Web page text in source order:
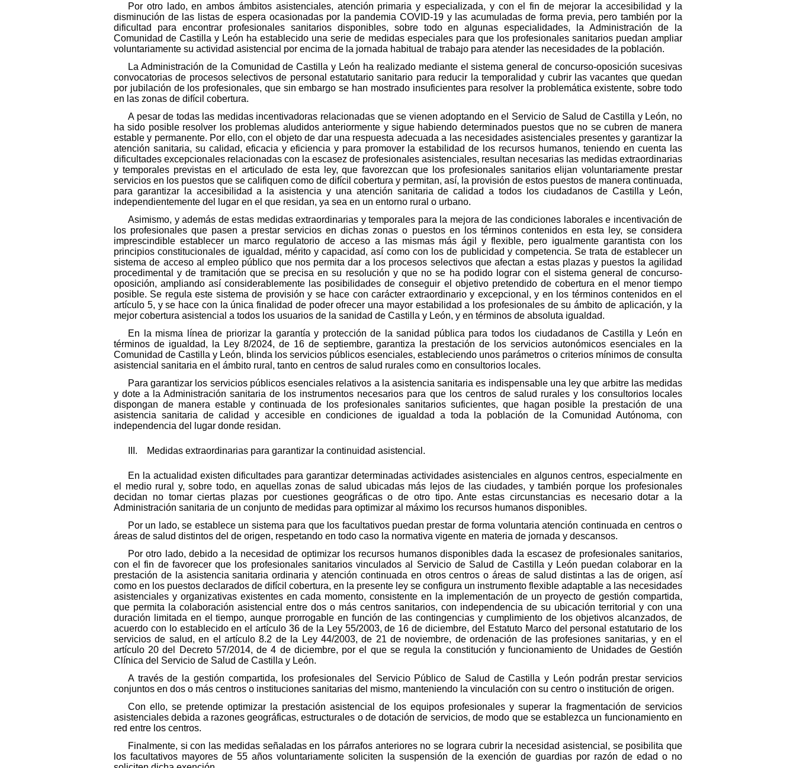
Por otro lado, en ambos ámbitos asistenciales, atención primaria y especializada, y con el fin de mejorar la accesibilidad y la
disminución de las listas de espera ocasionadas por la pandemia COVID-19 y las acumuladas de forma previa, pero también por la
dificultad para encontrar profesionales sanitarios disponibles, sobre todo en algunas especialidades, la Administración de la
Comunidad de Castilla y León ha establecido una serie de medidas especiales para que los profesionales sanitarios puedan ampliar
voluntariamente su actividad asistencial por encima de la jornada habitual de trabajo para atender las necesidades de la población.
La Administración de la Comunidad de Castilla y León ha realizado mediante el sistema general de concurso-oposición sucesivas
convocatorias de procesos selectivos de personal estatutario sanitario para reducir la temporalidad y cubrir las vacantes que quedan
por jubilación de los profesionales, que sin embargo se han mostrado insuficientes para resolver la problemática existente, sobre todo
en las zonas de difícil cobertura.
A pesar de todas las medidas incentivadoras relacionadas que se vienen adoptando en el Servicio de Salud de Castilla y León, no
ha sido posible resolver los problemas aludidos anteriormente y sigue habiendo determinados puestos que no se cubren de manera
estable y permanente. Por ello, con el objeto de dar una respuesta adecuada a las necesidades asistenciales presentes y garantizar la
atención sanitaria, su calidad, eficacia y eficiencia y para promover la estabilidad de los recursos humanos, teniendo en cuenta las
dificultades excepcionales relacionadas con la escasez de profesionales asistenciales, resultan necesarias las medidas extraordinarias
y temporales previstas en el articulado de esta ley, que favorezcan que los profesionales sanitarios elijan voluntariamente prestar
servicios en los puestos que se califiquen como de difícil cobertura y permitan, así, la provisión de estos puestos de manera continuada,
para garantizar la accesibilidad a la asistencia y una atención sanitaria de calidad a todos los ciudadanos de Castilla y León,
independientemente del lugar en el que residan, ya sea en un entorno rural o urbano.
Asimismo, y además de estas medidas extraordinarias y temporales para la mejora de las condiciones laborales e incentivación de
los profesionales que pasen a prestar servicios en dichas zonas o puestos en los términos contenidos en esta ley, se considera
imprescindible establecer un marco regulatorio de acceso a las mismas más ágil y flexible, pero igualmente garantista con los
principios constitucionales de igualdad, mérito y capacidad, así como con los de publicidad y competencia. Se trata de establecer un
sistema de acceso al empleo público que nos permita dar a los procesos selectivos que afectan a estas plazas y puestos la agilidad
procedimental y de tramitación que se precisa en su resolución y que no se ha podido lograr con el sistema general de concurso-
oposición, ampliando así considerablemente las posibilidades de conseguir el objetivo pretendido de cobertura en el menor tiempo
posible. Se regula este sistema de provisión y se hace con carácter extraordinario y excepcional, y en los términos contenidos en el
artículo 5, y se hace con la única finalidad de poder ofrecer una mayor estabilidad a los profesionales de su ámbito de aplicación, y la
mejor cobertura asistencial a todos los usuarios de la sanidad de Castilla y León, y en términos de absoluta igualdad.
En la misma línea de priorizar la garantía y protección de la sanidad pública para todos los ciudadanos de Castilla y León en
términos de igualdad, la Ley 8/2024, de 16 de septiembre, garantiza la prestación de los servicios autonómicos esenciales en la
Comunidad de Castilla y León, blinda los servicios públicos esenciales, estableciendo unos parámetros o criterios mínimos de consulta
asistencial sanitaria en el ámbito rural, tanto en centros de salud rurales como en consultorios locales.
Para garantizar los servicios públicos esenciales relativos a la asistencia sanitaria es indispensable una ley que arbitre las medidas
y dote a la Administración sanitaria de los instrumentos necesarios para que los centros de salud rurales y los consultorios locales
dispongan de manera estable y continuada de los profesionales sanitarios suficientes, que hagan posible la prestación de una
asistencia sanitaria de calidad y accesible en condiciones de igualdad a toda la población de la Comunidad Autónoma, con
independencia del lugar donde residan.
III. Medidas extraordinarias para garantizar la continuidad asistencial.
En la actualidad existen dificultades para garantizar determinadas actividades asistenciales en algunos centros, especialmente en
el medio rural y, sobre todo, en aquellas zonas de salud ubicadas más lejos de las ciudades, y también porque los profesionales
decidan no tomar ciertas plazas por cuestiones geográficas o de otro tipo. Ante estas circunstancias es necesario dotar a la
Administración sanitaria de un conjunto de medidas para optimizar al máximo los recursos humanos disponibles.
Por un lado, se establece un sistema para que los facultativos puedan prestar de forma voluntaria atención continuada en centros o
áreas de salud distintos del de origen, respetando en todo caso la normativa vigente en materia de jornada y descansos.
Por otro lado, debido a la necesidad de optimizar los recursos humanos disponibles dada la escasez de profesionales sanitarios,
con el fin de favorecer que los profesionales sanitarios vinculados al Servicio de Salud de Castilla y León puedan colaborar en la
prestación de la asistencia sanitaria ordinaria y atención continuada en otros centros o áreas de salud distintas a las de origen, así
como en los puestos declarados de difícil cobertura, en la presente ley se configura un instrumento flexible adaptable a las necesidades
asistenciales y organizativas existentes en cada momento, consistente en la implementación de un proyecto de gestión compartida,
que permita la colaboración asistencial entre dos o más centros sanitarios, con independencia de su ubicación territorial y con una
duración limitada en el tiempo, aunque prorrogable en función de las contingencias y cumplimiento de los objetivos alcanzados, de
acuerdo con lo establecido en el artículo 36 de la Ley 55/2003, de 16 de diciembre, del Estatuto Marco del personal estatutario de los
servicios de salud, en el artículo 8.2 de la Ley 44/2003, de 21 de noviembre, de ordenación de las profesiones sanitarias, y en el
artículo 20 del Decreto 57/2014, de 4 de diciembre, por el que se regula la constitución y funcionamiento de Unidades de Gestión
Clínica del Servicio de Salud de Castilla y León.
A través de la gestión compartida, los profesionales del Servicio Público de Salud de Castilla y León podrán prestar servicios
conjuntos en dos o más centros o instituciones sanitarias del mismo, manteniendo la vinculación con su centro o institución de origen.
Con ello, se pretende optimizar la prestación asistencial de los equipos profesionales y superar la fragmentación de servicios
asistenciales debida a razones geográficas, estructurales o de dotación de servicios, de modo que se establezca un funcionamiento en
red entre los centros.
Finalmente, si con las medidas señaladas en los párrafos anteriores no se lograra cubrir la necesidad asistencial, se posibilita que
los facultativos mayores de 55 años voluntariamente soliciten la suspensión de la exención de guardias por razón de edad o no